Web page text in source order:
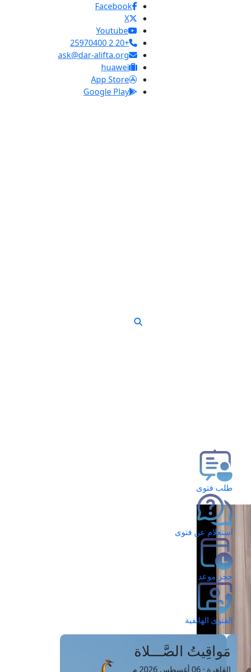
Facebook
X
Youtube
+20 2 25970400
ask@dar-alifta.org
huawei
App Store
Google Play
طلب فتوى
استعلام عن فتوى
حجز موعد
الفتوى الهاتفية
مَواقِيتُ الصَّـــلاة
القاهرة · 06 أغسطس 2026 م